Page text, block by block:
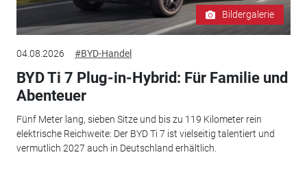
Bildergalerie
04.08.2026 #BYD-Handel
BYD Ti 7 Plug-in-Hybrid: Für Familie und
Abenteuer
Fünf Meter lang, sieben Sitze und bis zu 119 Kilometer rein
elektrische Reichweite: Der BYD Ti 7 ist vielseitig talentiert und
vermutlich 2027 auch in Deutschland erhältlich.